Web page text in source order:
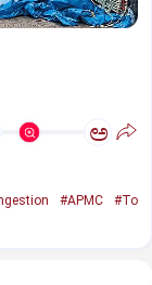
ಅ
#APMC
#To